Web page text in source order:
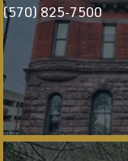
(570) 825-7500